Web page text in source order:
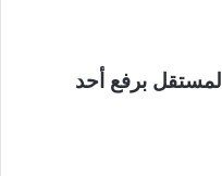
برفع أحد